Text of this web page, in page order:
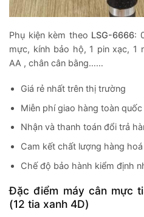
Phụ kiện kèm theo LSG-6666:
mực, kính bảo hộ, 1 pin xạc, 1
AA , chân cân bằng……
Giá rẻ nhất trên thị trường
Miễn phí giao hàng toàn quốc
Nhận và thanh toán đổi trả
Cam kết chất lượng hàng
Chế độ bảo hành kiểm định
Đặc điểm máy cân mực
(12 tia xanh 4D)